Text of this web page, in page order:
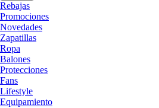
Rebajas
Promociones
Novedades
Zapatillas
Ropa
Balones
Protecciones
Fans
Lifestyle
Equipamiento